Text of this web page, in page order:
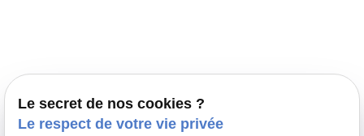
Le secret de nos cookies ?
Le respect de votre vie privée